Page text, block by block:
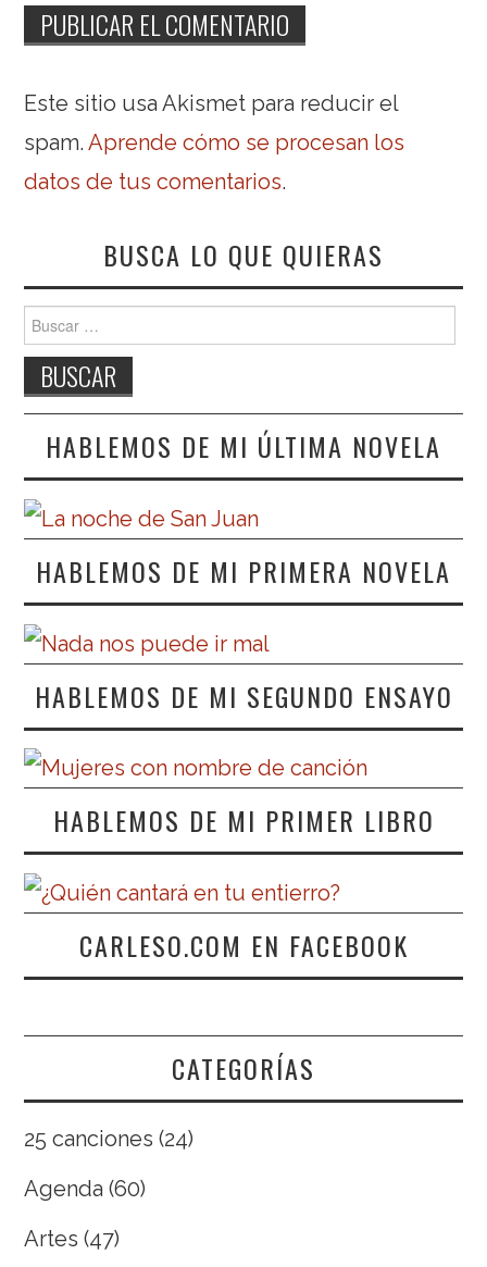
Este sitio usa Akismet para reducir el
spam.Aprende cómo se procesan los
datos de tus comentarios.
BUSCA LO QUE QUIERAS
Buscar:
HABLEMOS DE MI ÚLTIMA NOVELA
HABLEMOS DE MI PRIMERA NOVELA
HABLEMOS DE MI SEGUNDO ENSAYO
HABLEMOS DE MI PRIMER LIBRO
CARLESO.COM EN FACEBOOK
CATEGORÍAS
25 canciones (24)
Agenda (60)
Artes (47)